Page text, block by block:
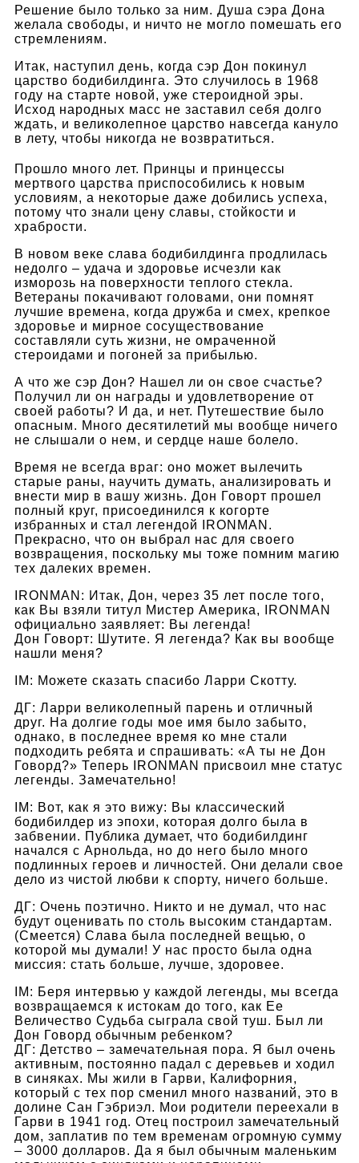
Решение было только за ним. Душа сэра Дона
желала свободы, и ничто не могло помешать его
стремлениям.
Итак, наступил день, когда сэр Дон покинул
царство бодибилдинга. Это случилось в 1968
году на старте новой, уже стероидной эры.
Исход народных масс не заставил себя долго
ждать, и великолепное царство навсегда кануло
в лету, чтобы никогда не возвратиться.
Прошло много лет. Принцы и принцессы
мертвого царства приспособились к новым
условиям, а некоторые даже добились успеха,
потому что знали цену славы, стойкости и
храбрости.
В новом веке слава бодибилдинга продлилась
недолго – удача и здоровье исчезли как
изморозь на поверхности теплого стекла.
Ветераны покачивают головами, они помнят
лучшие времена, когда дружба и смех, крепкое
здоровье и мирное сосуществование
составляли суть жизни, не омраченной
стероидами и погоней за прибылью.
А что же сэр Дон? Нашел ли он свое счастье?
Получил ли он награды и удовлетворение от
своей работы? И да, и нет. Путешествие было
опасным. Много десятилетий мы вообще ничего
не слышали о нем, и сердце наше болело.
Время не всегда враг: оно может вылечить
старые раны, научить думать, анализировать и
внести мир в вашу жизнь. Дон Говорт прошел
полный круг, присоединился к когорте
избранных и стал легендой IRONMAN.
Прекрасно, что он выбрал нас для своего
возвращения, поскольку мы тоже помним магию
тех далеких времен.
RONMAN : Итак, Дон, через 35 лет после того,
как Вы взяли титул Мистер Америка, IRONMAN
официально заявляет: Вы легенда!
Дон Говорт: Шутите. Я легенда? Как вы вообще
нашли меня?
IM: Можете сказать спасибо Ларри Скотту.
ДГ: Ларри великолепный парень и отличный
друг. На долгие годы мое имя было забыто,
однако, в последнее время ко мне стали
подходить ребята и спрашивать: «А ты не Дон
Говорд?» Теперь IRONMAN присвоил мне статус
легенды. Замечательно!
IM: Вот, как я это вижу: Вы классический
бодибилдер из эпохи, которая долго была в
забвении. Публика думает, что бодибилдинг
начался с Арнольда, но до него было много
подлинных героев и личностей. Они делали свое
дело из чистой любви к спорту, ничего больше.
ДГ: Очень поэтично. Никто и не думал, что нас
будут оценивать по столь высоким стандартам.
(Смеется) Слава была последней вещью, о
которой мы думали! У нас просто была одна
миссия: стать больше, лучше, здоровее.
IM: Беря интервью у каждой легенды, мы всегда
возвращаемся к истокам до того, как Ее
Величество Судьба сыграла свой туш. Был ли
Дон Говорд обычным ребенком?
ДГ: Детство – замечательная пора. Я был очень
активным, постоянно падал с деревьев и ходил
в синяках. Мы жили в Гарви, Калифорния,
который с тех пор сменил много названий, это в
долине Сан Гэбриэл. Мои родители переехали в
Гарви в 1941 год. Отец построил замечательный
дом, заплатив по тем временам огромную сумму
– 3000 долларов. Да я был обычным маленьким